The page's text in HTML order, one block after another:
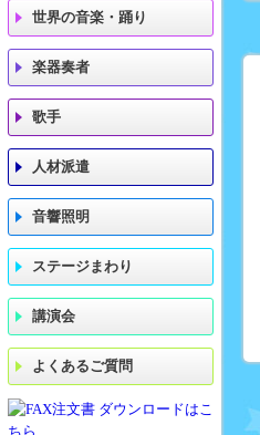
世界の音楽・踊り
楽器奏者
歌手
人材派遣
音響照明
ステージまわり
講演会
よくあるご質問